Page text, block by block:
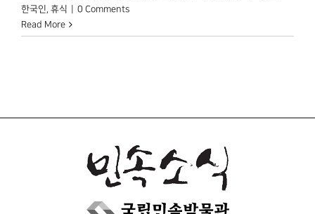
한국인, 휴식
0 Comments
Read More